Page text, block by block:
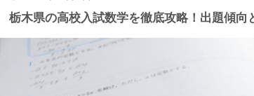
栃木県の高校入試数学を徹底攻略！出題傾向